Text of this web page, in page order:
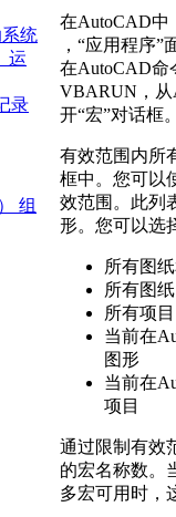
统
运
录
历
历
组
在AutoCAD中
，“应用程序”
在AutoCAD命
VBARUN，
开“宏”对话框
有效范围内所
框中。您可以
效范围。此列
形。您可以选
所有图
所有图纸
所有项目
当前在
图形
当前在
项目
通过限制有效
的宏名称数。
多宏可用时，